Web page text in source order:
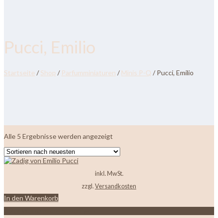
Pucci, Emilio
Startseite / Shop / Parfumminiaturen / Minis P-Q / Pucci, Emilio
Alle 5 Ergebnisse werden angezeigt
sortiert
inkl. MwSt.
zzgl. Versandkosten
In den Warenkorb